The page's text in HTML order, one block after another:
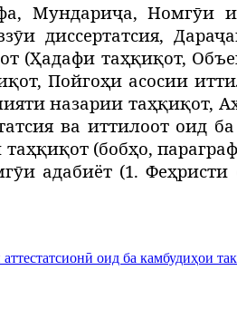
Мундариҷа,
диссертатсия,
(Ҳадафи таҳқиқот,
Пойгоҳи асосии
назарии таҳқиқот,
ва иттилоот оид
(бобҳо,
адабиёт (1.
оид ба камбудиҳои